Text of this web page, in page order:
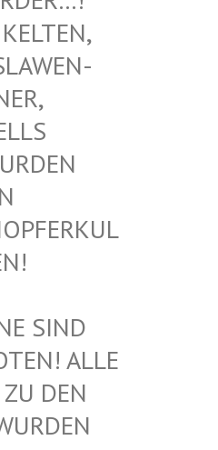
M
S
R
A
H
D
SIND H
ALLE K
DEN G
A